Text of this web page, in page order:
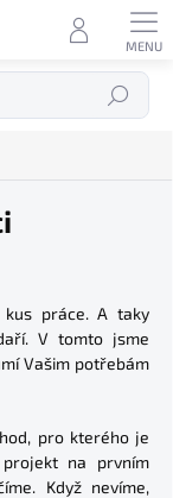
Hledat
kus práce. A taky
V tomto jsme
Vašim potřebám
pro kterého je
na prvním
Když nevíme,